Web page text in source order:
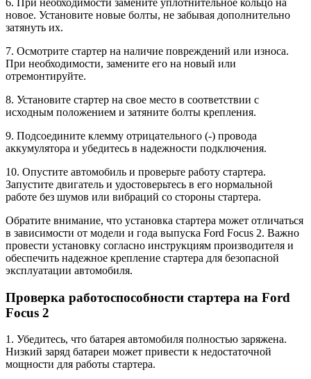
6. При необходимости замените уплотнительное кольцо на
новое. Установите новые болты, не забывая дополнительно
затянуть их.
7. Осмотрите стартер на наличие повреждений или износа.
При необходимости, замените его на новый или
отремонтируйте.
8. Установите стартер на свое место в соответствии с
исходным положением и затяните болты крепления.
9. Подсоедините клемму отрицательного (-) провода
аккумулятора и убедитесь в надежности подключения.
10. Опустите автомобиль и проверьте работу стартера.
Запустите двигатель и удостоверьтесь в его нормальной
работе без шумов или вибраций со стороны стартера.
Обратите внимание, что установка стартера может отличаться
в зависимости от модели и года выпуска Ford Focus 2. Важно
провести установку согласно инструкциям производителя и
обеспечить надежное крепление стартера для безопасной
эксплуатации автомобиля.
Проверка работоспособности стартера на Ford
Focus 2
1. Убедитесь, что батарея автомобиля полностью заряжена.
Низкий заряд батареи может привести к недостаточной
мощности для работы стартера.